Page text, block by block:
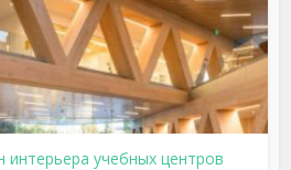
интерьера учебных центров